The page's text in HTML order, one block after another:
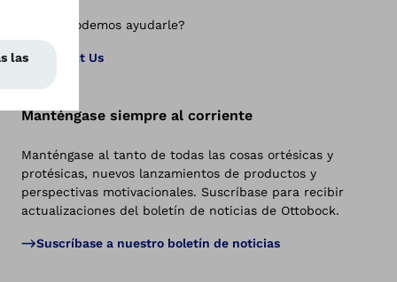
¿Cómo podemos ayudarle?
Contact Us
Manténgase siempre al corriente
Manténgase al tanto de todas las cosas ortésicas y
protésicas, nuevos lanzamientos de productos y
perspectivas motivacionales. Suscríbase para recibir
actualizaciones del boletín de noticias de Ottobock.
Suscríbase a nuestro boletín de noticias